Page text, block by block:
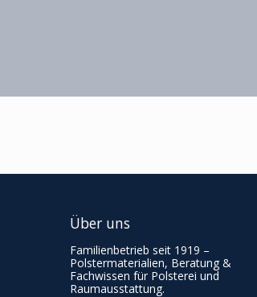
Über uns
Familienbetrieb seit 1919 –
Polstermaterialien, Beratung &
Fachwissen für Polsterei und
Raumausstattung.